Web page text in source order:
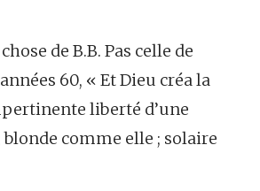
de B.B. Pas celle de
60, « Et Dieu créa la
liberté d’une
comme elle ; solaire